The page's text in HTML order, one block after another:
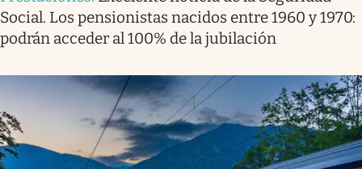
Social. Los pensionistas nacidos entre 1960 y 1970:
podrán acceder al 100% de la jubilación